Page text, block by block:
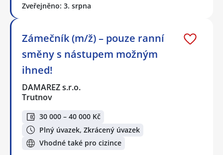
Zveřejněno: 3. srpna
Zámečník (m/ž) – pouze ranní
směny s nástupem možným
ihned!
DAMAREZ s.r.o.
Trutnov
30 000 – 40 000 Kč
Plný úvazek, Zkrácený úvazek
Vhodné také pro cizince